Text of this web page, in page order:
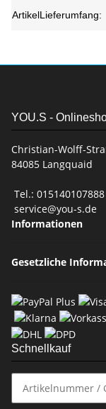
ArtikelLieferumfang:
YOU.S -
Christian-Wolff-
84085 Langquaid
Tel.: 015140107888
service@you-s.de
Informationen
Gesetzliche
Schnellkauf